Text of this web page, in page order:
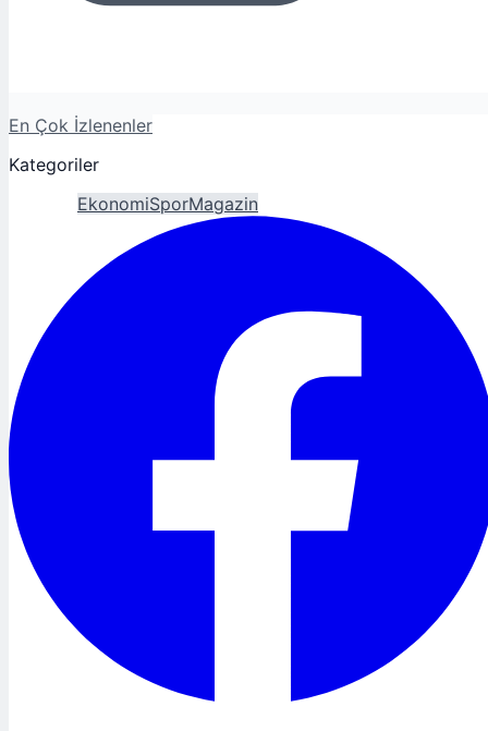
En Çok İzlenenler
Kategoriler
EkonomiSporMagazin